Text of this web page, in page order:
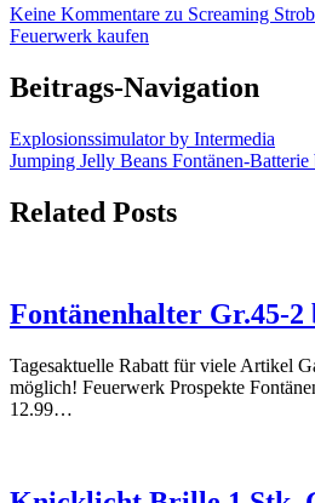
Keine Kommentare zu Screaming
Feuerwerk kaufen
Beitrags-Navigation
Explosionssimulator by Intermedia
Jumping Jelly Beans Fontänen-Batterie
Related Posts
Fontänenhalter Gr.45-
Tagesaktuelle Rabatt für viele Artikel
möglich! Feuerwerk Prospekte
12.99…